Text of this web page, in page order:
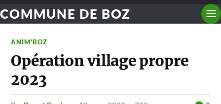
COMMUNE DE BOZ
ANIM'BOZ
Opération village propre
2023